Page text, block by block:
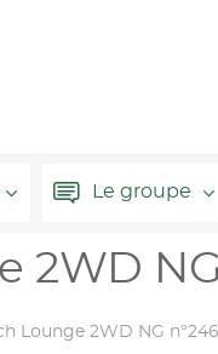
Le groupe
2WD
Lounge 2WD NG